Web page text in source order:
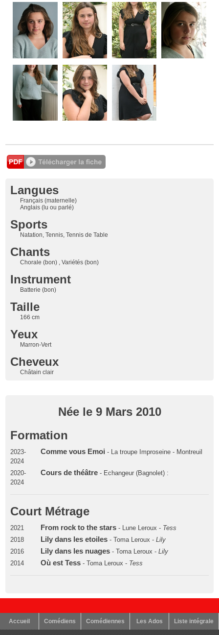
Langues
Français (maternelle)
Anglais (lu ou parlé)
Sports
Natation, Tennis, Tennis de Table
Chants
Chorale (bon) , Variétés (bon)
Instrument
Batterie (bon)
Taille
166 cm
Yeux
Marron-Vert
Cheveux
Châtain clair
Née le 9 Mars 2010
Formation
2023-
2024
Comme vous Emoi - La troupe Improseine - Montreuil
2020-
2024
Cours de théâtre- Echangeur (Bagnolet) :
Court Métrage
2021 From rock to the stars- Lune Leroux - Tess
2018
Lily dans les etoiles- Toma Leroux - Lily
2016
Lily dans les nuages- Toma Leroux - Lily
2014
Où est Tess- Toma Leroux - Tess
Accueil Comédiens Comédiennes Les Ados Liste intégrale